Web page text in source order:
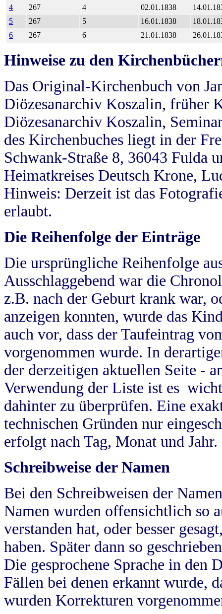
4
267 4 02.01.1838
5
267 5 16.01.1838
6
267 6 21.01.1838
Hinweise zu den
Das Original-Kirchenbuch von
Diözesanarchiv Koszalin, früher
Diözesanarchiv Koszalin,
des Kirchenbuches liegt in der
Schwank-Straße 8, 36043 Fulda
Heimatkreises Deutsch Krone,
Hinweis: Derzeit ist das
erlaubt.
Die Reihenfolge der Einträge
Die ursprüngliche Reihenfolge
Ausschlaggebend war die
z.B. nach der Geburt krank war,
anzeigen konnten, wurde das
auch vor, dass der Taufeintrag
vorgenommen wurde. In
der derzeitigen aktuellen Seite -
Verwendung der Liste ist es
dahinter zu überprüfen. Eine
technischen Gründen nur
erfolgt nach Tag, Monat und Jahr.
Schreibweise der Namen
Bei den Schreibweisen der
Namen wurden offensichtlich so
verstanden hat, oder besser
haben. Später dann so
Die gesprochene Sprache in
Fällen bei denen erkannt wurde,
wurden Korrekturen